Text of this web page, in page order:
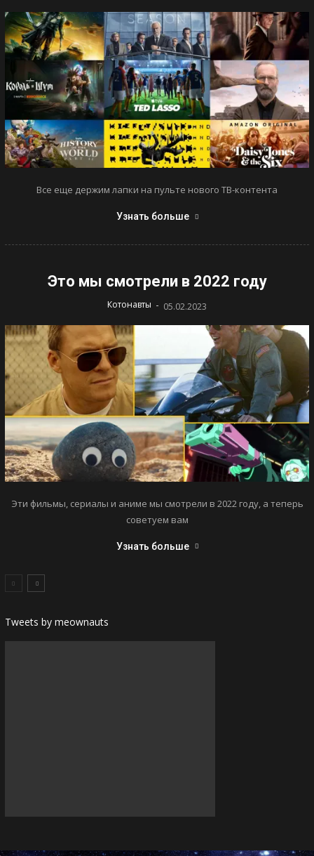
Все еще держим лапки на пульте нового ТВ-контента
Узнать больше
Это мы смотрели в 2022 году
Котонавты - 05.02.2023
Эти фильмы, сериалы и аниме мы смотрели в 2022 году, а теперь
советуем вам
Узнать больше
Tweets by meownauts